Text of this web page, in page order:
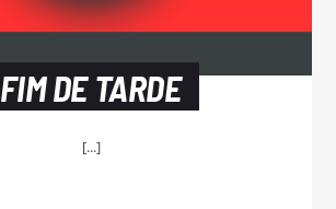
FIM DE TARDE
[...]